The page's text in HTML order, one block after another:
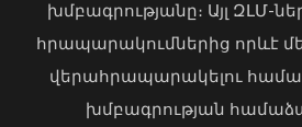
խմբագրությանը։ Այլ ԶԼՄ-
հրապարակումներից որևէ
վերահրապարակելու
խմբագրության